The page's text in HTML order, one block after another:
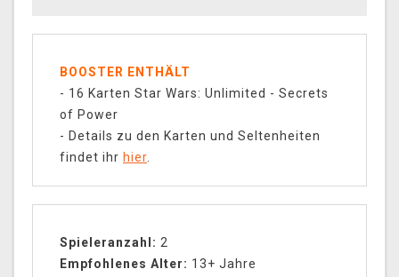
BOOSTER ENTHÄLT
- 16 Karten Star Wars: Unlimited - Secrets
of Power
- Details zu den Karten und Seltenheiten
findet ihr hier.
Spieleranzahl: 2
Empfohlenes Alter: 13+ Jahre